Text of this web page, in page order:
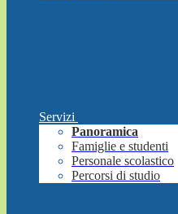
Servizi
Panoramica
Famiglie e studenti
Personale scolastico
Percorsi di studio